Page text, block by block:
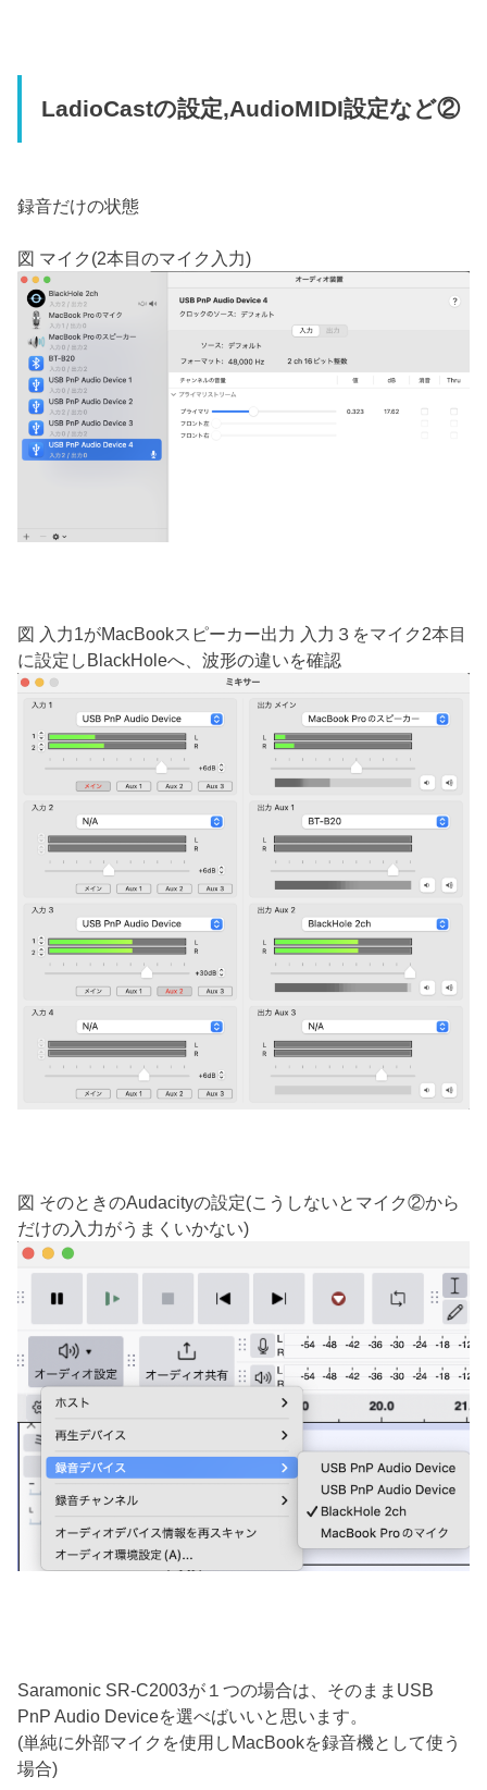
LadioCastの設定,AudioMIDI設定など②
録音だけの状態
図 マイク(2本目のマイク入力)
図 入力1がMacBookスピーカー出力 入力３をマイク2本目
に設定しBlackHoleへ、波形の違いを確認
図 そのときのAudacityの設定(こうしないとマイク②から
だけの入力がうまくいかない)
Saramonic SR-C2003が１つの場合は、そのままUSB
PnP Audio Deviceを選べばいいと思います。
(単純に外部マイクを使用しMacBookを録音機として使う
場合)